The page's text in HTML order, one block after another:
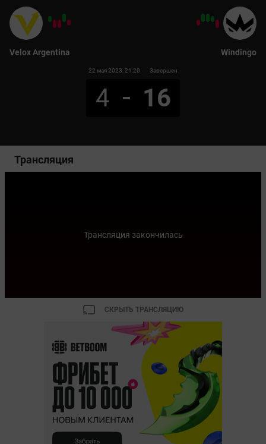
Velox Argentina
22 мая 2023 , 21:20 Завершен
4 16
Windingo
Трансляция
Трансляция закончилась
СКРЫТЬ ТРАНСЛЯЦИЮ